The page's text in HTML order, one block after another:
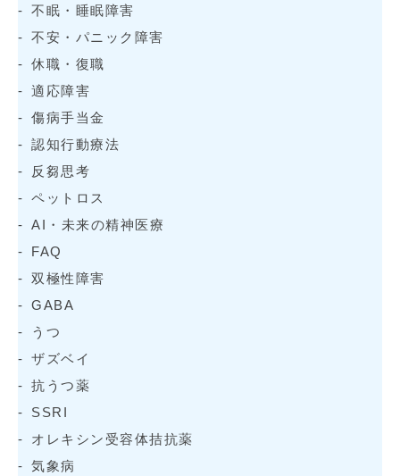
不眠・睡眠障害
不安・パニック障害
休職・復職
適応障害
傷病手当金
認知行動療法
反芻思考
ペットロス
AI・未来の精神医療
FAQ
双極性障害
GABA
うつ
ザズベイ
抗うつ薬
SSRI
オレキシン受容体拮抗薬
気象病